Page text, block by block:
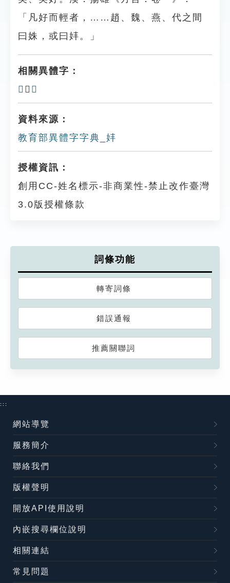
「凡好而輕者，……趙、魏、燕、代之間
曰姝，或曰妦。」
相關異體字：
𡜠 、 㛔
資料來源：
教育部異體字字典_妦
授權資訊：
創用CC-姓名標示-非商業性-禁止改作臺灣
3.0版授權條款
詞條功能
轉寄詞條
錯誤通報
推薦關聯詞
:::
網站導覽
服務簡介
聯絡我們
版權聲明
開放API使用說明
內嵌搜尋欄位說明
相關連結
常見問題